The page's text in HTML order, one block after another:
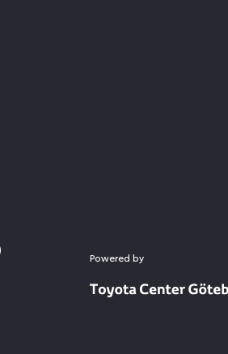
Powered by